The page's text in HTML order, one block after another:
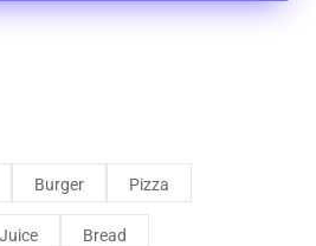
Burger Pizza
Juice Bread